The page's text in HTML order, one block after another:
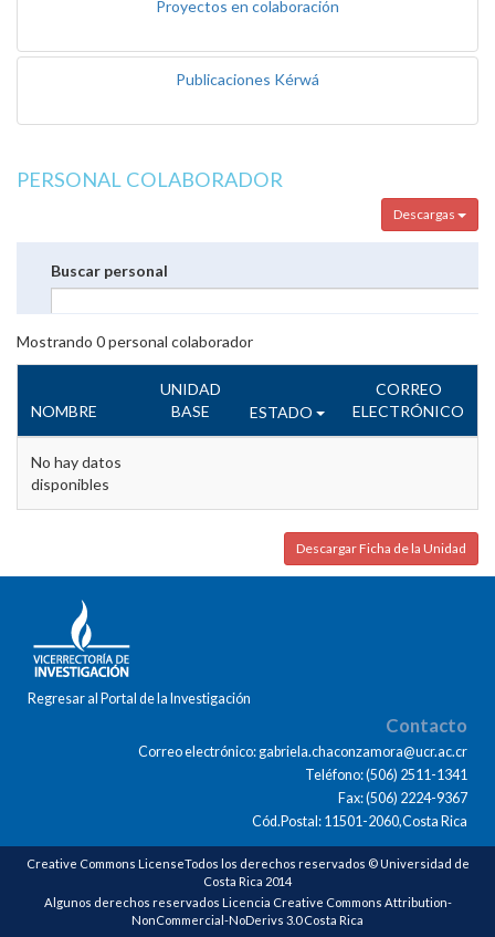
Proyectos en colaboración
Publicaciones Kérwá
PERSONAL COLABORADOR
Descargas
Buscar personal
Mostrando 0personal colaborador
NOMBRE
UNIDAD
BASE
ESTADO
CORREO
ELECTRÓNICO
No hay datos
disponibles
Descargar Ficha de la Unidad
Regresar al Portal de la Investigación
Contacto
Correo electrónico: gabriela.chaconzamora@ucr.ac.cr
Teléfono: (506) 2511-1341
Fax: (506) 2224-9367
Cód.Postal: 11501-2060,Costa Rica
Creative Commons LicenseTodos los derechos reservados © Universidad de
Costa Rica 2014
Algunos derechos reservados Licencia Creative Commons Attribution-
NonCommercial-NoDerivs 3.0 Costa Rica